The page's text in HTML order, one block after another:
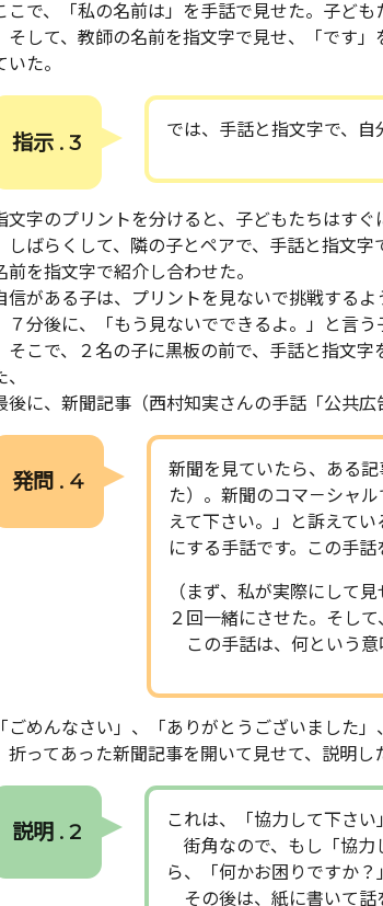
こで、「私の名前は」を手話で見せた。子ども
そして、教師の名前を指文字で見せ、「です
いた。
指示 . 3 では、手話と指文字で、自
文字のプリントを分けると、子どもたちはすぐ
しばらくして、隣の子とペアで、手話と指文
前を指文字で紹介し合わせた。
信がある子は、プリントを見ないで挑戦するよ
７分後に、「もう見ないでできるよ。」と言う
そこで、２名の子に黒板の前で、手話と指文字
、
後に、新聞記事（西村知実さんの手話「公共広
発問 . 4
新聞を見ていたら、ある
た）。新聞のコマ－シャ
えて下さい。」と訴えて
にする手話です。この手話
（まず、私が実際にして
２回一緒にさせた。そし
この手話は、何という意
「ごめんなさい」、「ありがとうございました
折ってあった新聞記事を開いて見せて、説明し
説明 . 2
これは、「協力して下さい
街角なので、もし「協力
ら、「何かお困りですか？
その後は、紙に書いて話